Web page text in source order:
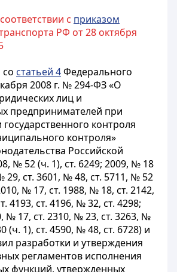
с приказом
РФ от 28 октября
со статьей 4Федерального
2008 г. № 294-ФЗ «О
лиц и
предпринимателей при
контроля
контроля»
Российской
№ 52 (ч. 1), ст. 6249; 2009, № 18
29, ст. 3601, № 48, ст. 5711, № 52
№ 17, ст. 1988, № 18, ст. 2142,
4193, ст. 4196, № 32, ст. 4298;
№ 17, ст. 2310, № 23, ст. 3263, №
(ч. 1), ст. 4590, № 48, ст. 6728) и
разработки и утверждения
регламентов исполнения
функций, утвержденных